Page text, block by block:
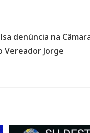
denúncia na
Vereador Jorge